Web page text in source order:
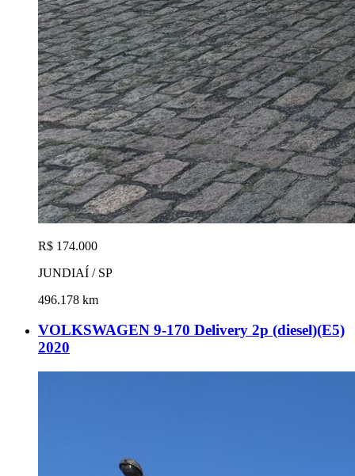
R$ 174.000
JUNDIAÍ / SP
496.178 km
VOLKSWAGEN 9-170 Delivery 2p (diesel)(E5)
2020